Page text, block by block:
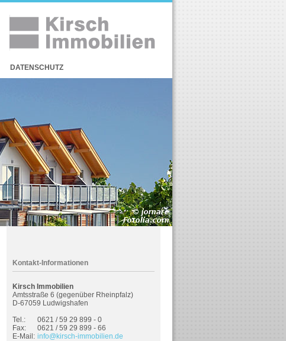
DATENSCHUTZ
Kontakt-Informationen
Kirsch Immobilien
Amtsstraße 6 (gegenüber Rheinpfalz)
D-67059 Ludwigshafen
Tel.:
0621 / 59 29 899 - 0
Fax:
0621 / 59 29 899 - 66
E-Mail: info@kirsch-immobilien.de